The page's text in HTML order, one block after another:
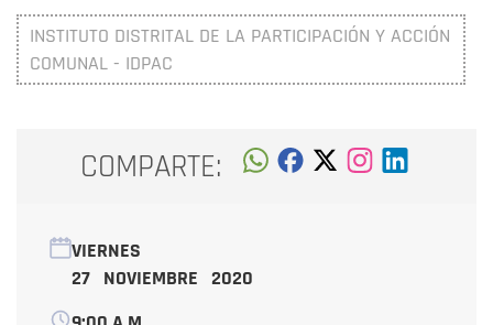
INSTITUTO DISTRITAL DE LA PARTICIPACIÓN Y ACCIÓN
COMUNAL - IDPAC
COMPARTE:
VIERNES
27 NOVIEMBRE 2020